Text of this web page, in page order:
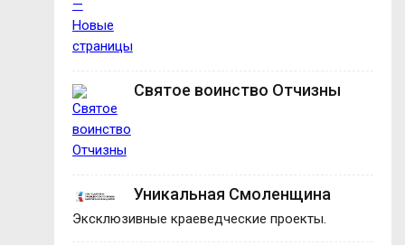
Святое воинство Отчизны
Уникальная Смоленщина
Эксклюзивные краеведческие проекты.